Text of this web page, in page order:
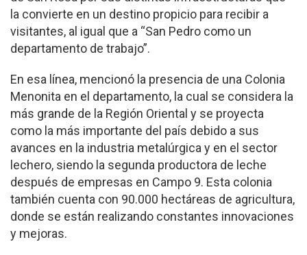
la convierte en un destino propicio para recibir a
visitantes, al igual que a “San Pedro como un
departamento de trabajo”.
En esa línea, mencionó la presencia de una Colonia
Menonita en el departamento, la cual se considera la
más grande de la Región Oriental y se proyecta
como la más importante del país debido a sus
avances en la industria metalúrgica y en el sector
lechero, siendo la segunda productora de leche
después de empresas en Campo 9. Esta colonia
también cuenta con 90.000 hectáreas de agricultura,
donde se están realizando constantes innovaciones
y mejoras.